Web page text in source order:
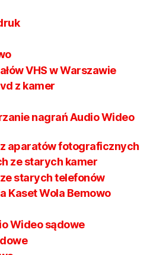
VHS w Warszawie
z kamer
nagrań Audio Wideo
aparatów fotograficznych
ze starych kamer
starych telefonów
Kaset Wola Bemowo
Wideo sądowe